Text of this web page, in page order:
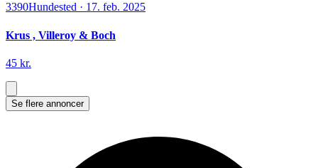
3390Hundested · 17. feb. 2025
Krus , Villeroy & Boch
45 kr.
Se flere annoncer